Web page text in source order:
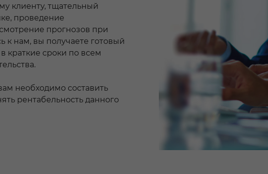
клиенту, тщательный
проведение
прогнозов при
к нам, вы получаете готовый
краткие сроки по всем
необходимо составить
рентабельность данного